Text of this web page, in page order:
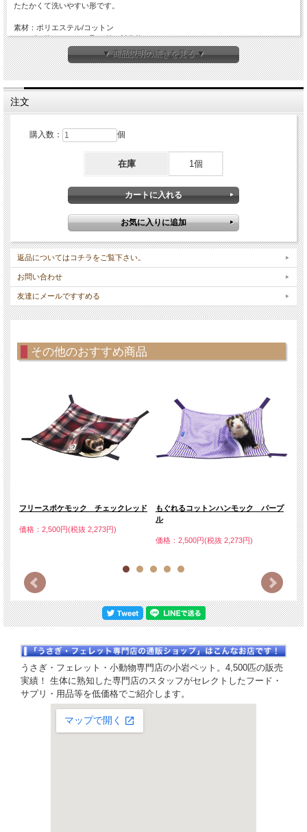
たたかくて洗いやすい形です。
素材：ポリエステル/コットン
サイズ：約40×35cm 取り付け部分約13cm
取り付け部：マジックテープ使用（折り返した状態です）
メーカー：レインボー
対象ペット：フェレット
▼ 商品説明の続きを見る ▼
注文
購入数： 個
在庫 1個
返品についてはコチラをご覧下さい。
お問い合わせ
友達にメールですすめる
その他のおすすめ商品
ー フリースポケモック チェックレッド
価格：2,500円(税抜 2,273円)
もぐれるコットンハンモック パープ
ル
価格：2,500円(税抜 2,273円)
ほ
価
うさぎ・フェレット・小動物専門店の小岩ペット。4,500匹の販売
実績！ 生体に熟知した専門店のスタッフがセレクトしたフード・
サプリ・用品等を低価格でご紹介します。